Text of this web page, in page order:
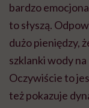
bardzo
to słyszą.
dużo pieniędzy,
szklanki wody na
Oczywiście to
też pokazuje